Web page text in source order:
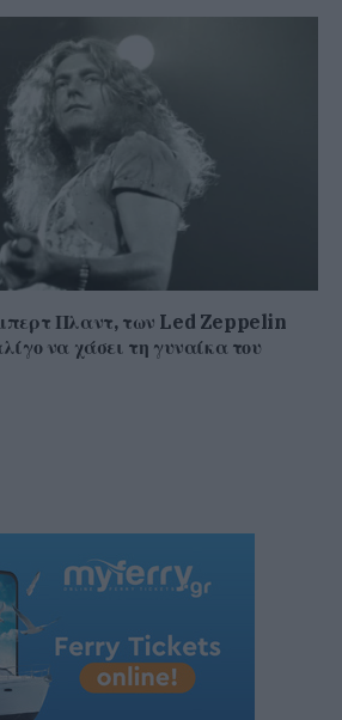
Πλαντ, των Led Zeppelin
να χάσει τη γυναίκα του